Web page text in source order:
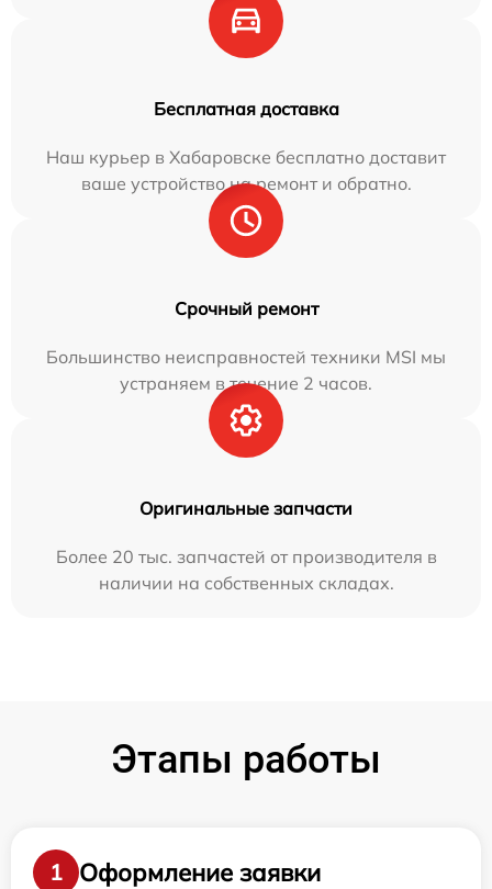
Бесплатная доставка
Наш курьер в Хабаровске бесплатно доставит
ваше устройство на ремонт и обратно.
Срочный ремонт
Большинство неисправностей техники MSI мы
устраняем в течение 2 часов.
Оригинальные запчасти
Более 20 тыс. запчастей от производителя в
наличии на собственных складах.
Этапы работы
1
Оформление заявки